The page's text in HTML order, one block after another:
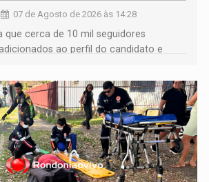
07 de Agosto de 2026 às 14:28
que cerca de 10 mil seguidores
ao perfil do candidato e